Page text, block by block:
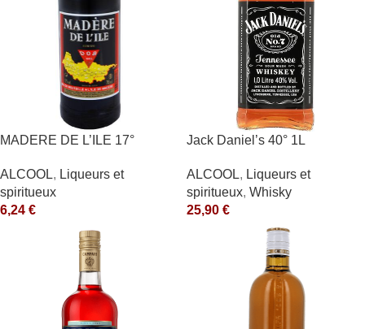
MADERE DE L’ILE 17°
ALCOOL, Liqueurs et
spiritueux
6,24 €
Jack Daniel’s 40° 1L
ALCOOL, Liqueurs et
spiritueux, Whisky
25,90 €